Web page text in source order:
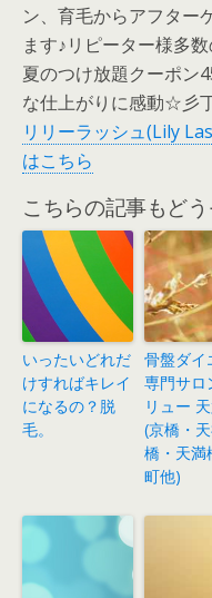
ン、育毛からアフター
ます♪リピーター様多
夏のつけ放題クーポン
な仕上がりに感動☆彡
リリーラッシュ(Lily
はこちら
こちらの記事もど
いったいどれだ
けすればキレイ
になるの？脱
毛。
骨盤ダイ
専門サロ
リュー
(京橋・
橋・天満
町他)